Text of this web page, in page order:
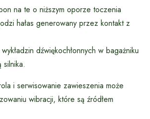
na te o niższym oporze toczenia
hałas generowany przez kontakt z
dźwiękochłonnych w bagażniku
silnika.
i serwisowanie zawieszenia może
wibracji, które są źródłem